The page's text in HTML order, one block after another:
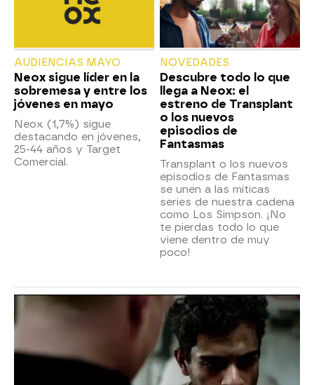
AUDIENCIAS MAYO
Neox sigue líder en la
sobremesa y entre los
jóvenes en mayo
Neox (1,7%) sigue
destacando en jóvenes,
25-44 años y Target
Comercial.
NOVEDADES
Descubre todo lo que
llega a Neox: el
estreno de Transplant
o los nuevos
episodios de
Fantasmas
Transplant o los nuevos
episodios de Fantasmas
se unen a las míticas
series de nuestra cadena
como Los Simpson. ¡No
te pierdas todo lo que
viene dentro de muy
poco!